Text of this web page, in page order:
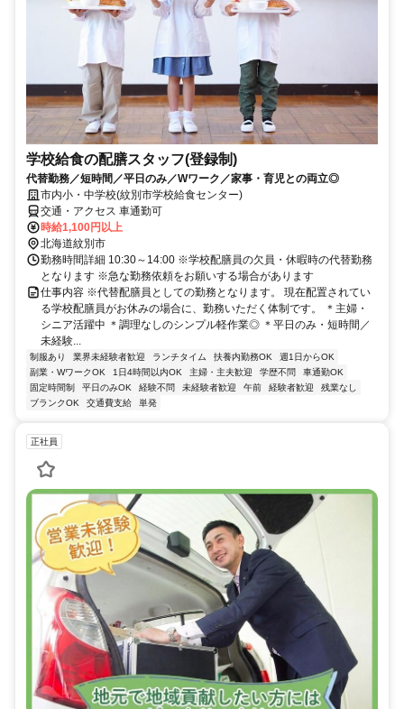
学校給食の配膳スタッフ(登録制)
代替勤務／短時間／平日のみ／Wワーク／家事・育児との両立◎
市内小・中学校(紋別市学校給食センター)
交通・アクセス 車通勤可
時給1,100円以上
北海道紋別市
勤務時間詳細 10:30～14:00 ※学校配膳員の欠員・休暇時の代替勤務
となります ※急な勤務依頼をお願いする場合があります
仕事内容 ※代替配膳員としての勤務となります。 現在配置されてい
る学校配膳員がお休みの場合に、勤務いただく体制です。 ＊主婦・
シニア活躍中 ＊調理なしのシンプル軽作業◎ ＊平日のみ・短時間／
未経験...
制服あり 業界未経験者歓迎 ランチタイム 扶養内勤務OK
週1日からOK
副業・WワークOK
1日4時間以内OK 主婦・主夫歓迎 学歴不問
車通勤OK
固定時間制
平日のみOK 経験不問 未経験者歓迎 午前 経験者歓迎
残業なし
ブランクOK
交通費支給 単発
正社員